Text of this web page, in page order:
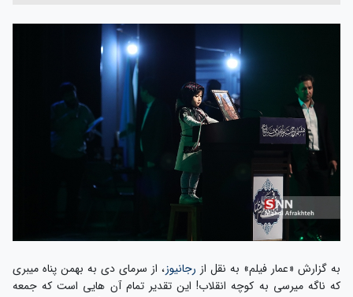
به گزارش «عمار فیلم» به نقل از رجانیوز، از سرمای دی به بهمن پناه میبری
که ناگه میرسی به کوچه انقلاب! این تقدیر تمام آن هایی است که جمعه